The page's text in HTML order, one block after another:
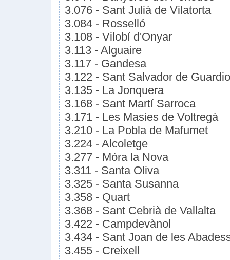
3.076 - Sant Julià de Vilatorta
3.084 - Rosselló
3.108 - Vilobí d'Onyar
3.113 - Alguaire
3.117 - Gandesa
3.122 - Sant Salvador de
3.135 - La Jonquera
3.168 - Sant Martí Sarroca
3.171 - Les Masies de Voltregà
3.210 - La Pobla de Mafumet
3.224 - Alcoletge
3.277 - Móra la Nova
3.311 - Santa Oliva
3.325 - Santa Susanna
3.358 - Quart
3.368 - Sant Cebrià de Vallalta
3.422 - Campdevànol
3.434 - Sant Joan de les
3.455 - Creixell